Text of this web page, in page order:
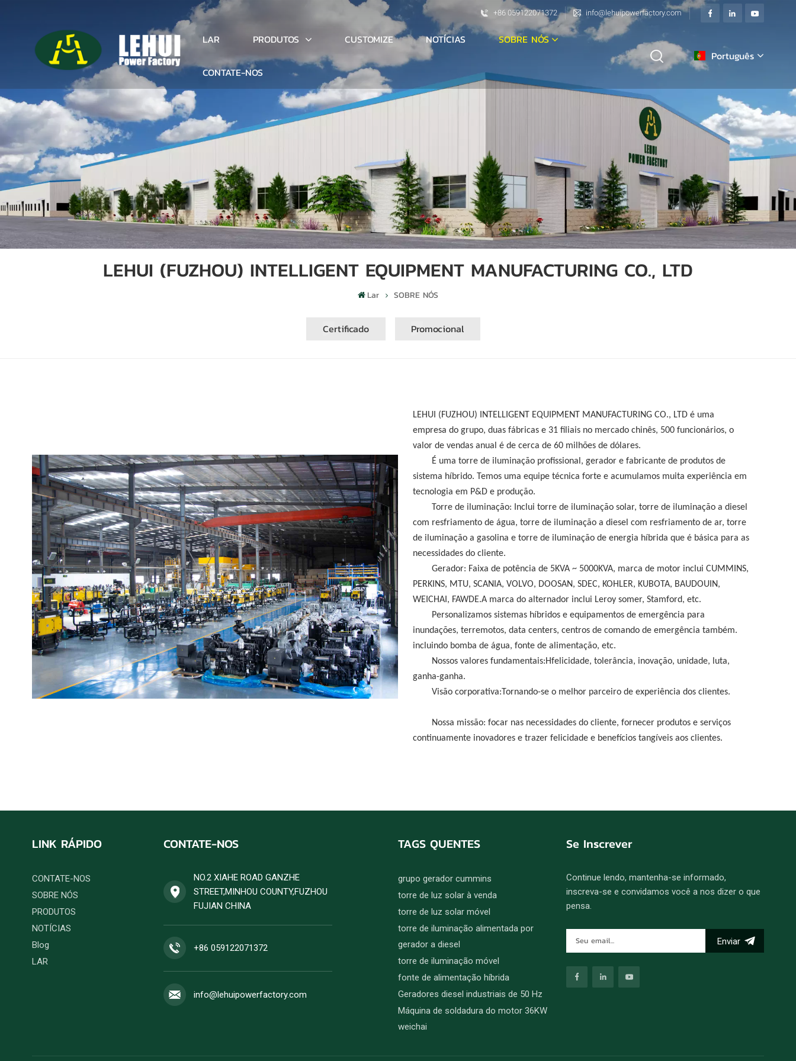
+86 059122071372 info@lehuipowerfactory.com
LAR PRODUTOS CUSTOMIZE NOTÍCIAS SOBRE NÓS
CONTATE-NOS
Português
English
français
italiano
русский
español
LEHUI (FUZHOU) INTELLIGENT EQUIPMENT MANUFACTURING CO., LTD
Lar SOBRE NÓS
Certificado Promocional
LEHUI (FUZHOU) INTELLIGENT EQUIPMENT MANUFACTURING CO., LTD é uma
empresa do grupo, duas fábricas e 31 filiais no mercado chinês, 500 funcionários, o
valor de vendas anual é de cerca de 60 milhões de dólares.
É uma torre de iluminação profissional, gerador e fabricante de produtos de
sistema híbrido. Temos uma equipe técnica forte e acumulamos muita experiência em
tecnologia em P&D e produção.
Torre de iluminação: Inclui torre de iluminação solar, torre de iluminação a diesel
com resfriamento de água, torre de iluminação a diesel com resfriamento de ar, torre
de iluminação a gasolina e torre de iluminação de energia híbrida que é básica para as
necessidades do cliente.
Gerador: Faixa de potência de 5KVA ~ 5000KVA, marca de motor inclui CUMMINS,
PERKINS, MTU, SCANIA, VOLVO, DOOSAN, SDEC, KOHLER, KUBOTA, BAUDOUIN,
WEICHAI, FAWDE.A marca do alternador inclui Leroy somer, Stamford, etc.
Personalizamos sistemas híbridos e equipamentos de emergência para
inundações, terremotos, data centers, centros de comando de emergência também.
incluindo bomba de água, fonte de alimentação, etc.
Nossos valores fundamentais:Hfelicidade, tolerância, inovação, unidade, luta,
ganha-ganha.
Visão corporativa: Tornando-se o melhor parceiro de experiência dos clientes.
Nossa missão: focar nas necessidades do cliente, fornecer produtos e serviços
continuamente inovadores e trazer felicidade e benefícios tangíveis aos clientes.
LINK RÁPIDO
CONTATE-NOS
SOBRE NÓS
PRODUTOS
NOTÍCIAS
Blog
LAR
CONTATE-NOS
NO.2 XIAHE ROAD GANZHE
STREET,MINHOU COUNTY,FUZHOU
FUJIAN CHINA
+86 059122071372
info@lehuipowerfactory.com
TAGS QUENTES
grupo gerador cummins
torre de luz solar à venda
torre de luz solar móvel
torre de iluminação alimentada por
gerador a diesel
torre de iluminação móvel
fonte de alimentação híbrida
Geradores diesel industriais de 50 Hz
Máquina de soldadura do motor 36KW
weichai
Se Inscrever
Continue lendo, mantenha-se informado,
inscreva-se e convidamos você a nos dizer o que
pensa.
Enviar